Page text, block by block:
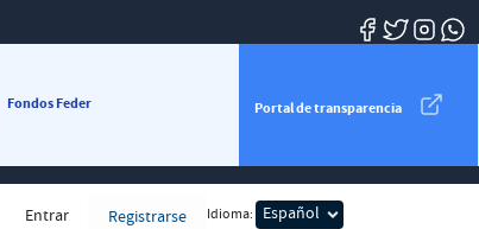
Fondos Feder Portal de transparencia
Entrar Registrarse Idioma: